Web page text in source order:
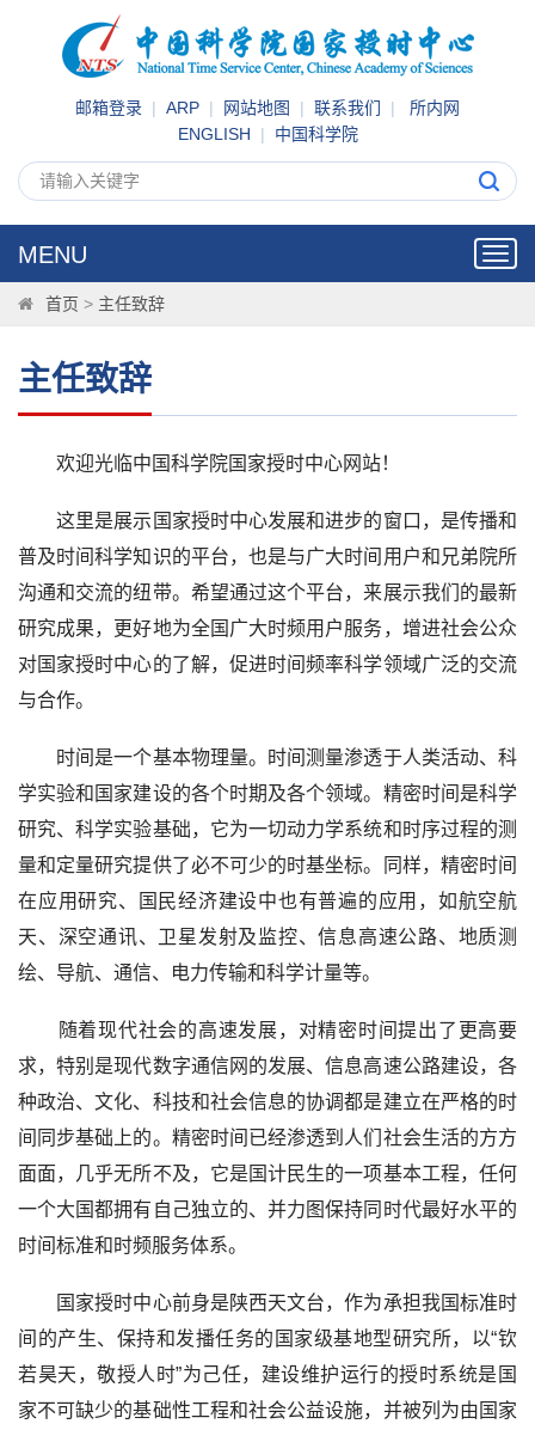
邮箱登录 | ARP | 网站地图 | 联系我们 | 所内网
ENGLISH | 中国科学院
MENU
首页 > 主任致辞
主任致辞
欢迎光临中国科学院国家授时中心网站！
这里是展示国家授时中心发展和进步的窗口，是传播和
普及时间科学知识的平台，也是与广大时间用户和兄弟院所
沟通和交流的纽带。希望通过这个平台，来展示我们的最新
研究成果，更好地为全国广大时频用户服务，增进社会公众
对国家授时中心的了解，促进时间频率科学领域广泛的交流
与合作。
时间是一个基本物理量。时间测量渗透于人类活动、科
学实验和国家建设的各个时期及各个领域。精密时间是科学
研究、科学实验基础，它为一切动力学系统和时序过程的测
量和定量研究提供了必不可少的时基坐标。同样，精密时间
在应用研究、国民经济建设中也有普遍的应用，如航空航
天、深空通讯、卫星发射及监控、信息高速公路、地质测
绘、导航、通信、电力传输和科学计量等。
随着现代社会的高速发展，对精密时间提出了更高要
求，特别是现代数字通信网的发展、信息高速公路建设，各
种政治、文化、科技和社会信息的协调都是建立在严格的时
间同步基础上的。精密时间已经渗透到人们社会生活的方方
面面，几乎无所不及，它是国计民生的一项基本工程，任何
一个大国都拥有自己独立的、并力图保持同时代最好水平的
时间标准和时频服务体系。
国家授时中心前身是陕西天文台，作为承担我国标准时
间的产生、保持和发播任务的国家级基地型研究所，以“钦
若昊天，敬授人时”为己任，建设维护运行的授时系统是国
家不可缺少的基础性工程和社会公益设施，并被列为由国家